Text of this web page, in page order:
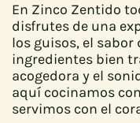
En Zinco Zentido
disfrutes de una
los guisos, el
ingredientes bien
acogedora y el
aquí cocinamos
servimos con el